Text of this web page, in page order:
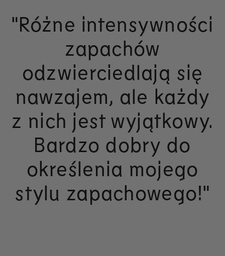
"Różne intensywności
zapachów
odzwierciedlają się
nawzajem, ale każdy
z nich jest wyjątkowy.
Bardzo dobry do
określenia mojego
stylu zapachowego!"